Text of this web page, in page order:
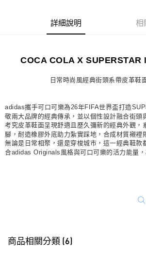
每筆NT$80，滿NT$1,500(含以上)免運費
每筆NT$80，滿NT$1,500(含以上)免運費
付款後門市自取
詳細說明 相
COCA COLA X SUPERSTAR
日常時尚風經典街頭系帶皮革鞋
adidas攜手可口可樂為26年FIFA世界盃打造
敬兩大品牌的經典傳承，並以個性設計融合街頭
考究皮革鞋面呈現舒適且歷久彌新的經典外觀，
腳，耐造橡膠外底助力紮實踩地，合成材質襯裡
無論是日常相聚，還是穿梭城市，這一經典鞋款
合adidas Originals風格與可口可樂的活力能量
商品相關分類 (6)